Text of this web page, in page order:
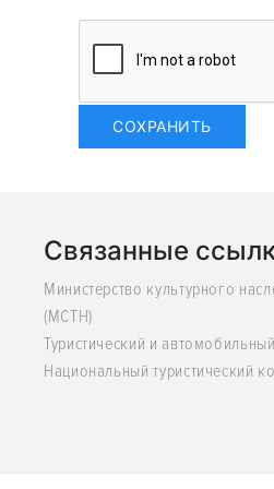
Связанные
Министерство культурного
(MCTH)
Туристический и
Национальный туристический